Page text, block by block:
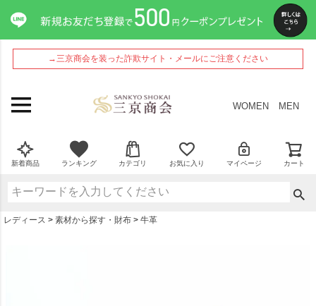
→三京商会を装った詐欺サイト・メールにご注意ください
WOMEN MEN
新着商品 ランキング カテゴリ お気に入り マイページ カート
レディース 素材から探す・財布 牛革
ペー
ジト
ップ
へ